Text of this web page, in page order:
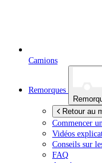
Camions
Remorques
Retour au
Commencer
Vidéos
Conseils sur
FAQ